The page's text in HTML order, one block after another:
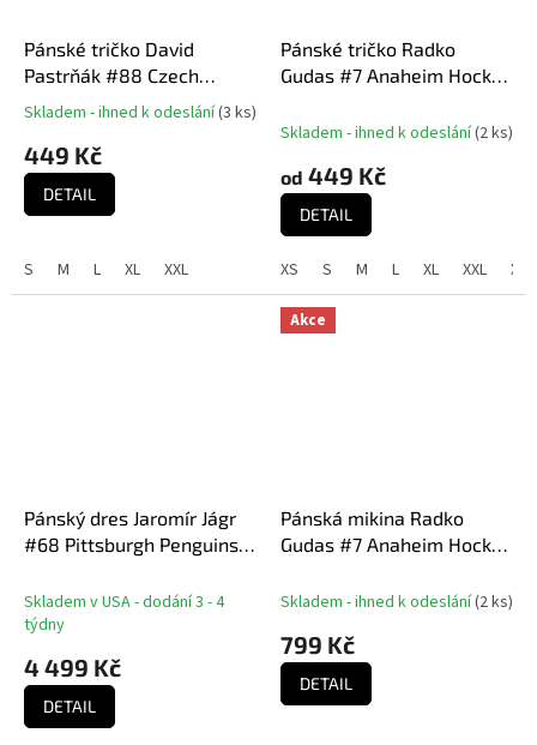
Pánské tričko David
Pastrňák #88 Czech
National Emblem 2025
Průměrné
produktu
je
5,0
hvězdiček.
Skladem - ihned k odeslání(3 ks)
449 Kč
DETAIL
S M L XL XXL
Pánské tričko Radko
Gudas #7 Anaheim Hockey
(Anaheim Ducks NHL)
Skladem - ihned k odeslání(2 ks)
od 449 Kč
DETAIL
XS S M L XL XXL
Pánský dres Jaromír Jágr
#68 Pittsburgh Penguins
Black
Skladem v USA - dodání 3 - 4
týdny
4 499 Kč
DETAIL
Akce
Pánská mikina Radko
Gudas #7 Anaheim Hockey
(Anaheim Ducks NHL)
Skladem - ihned k odeslání(2 ks)
799 Kč
DETAIL